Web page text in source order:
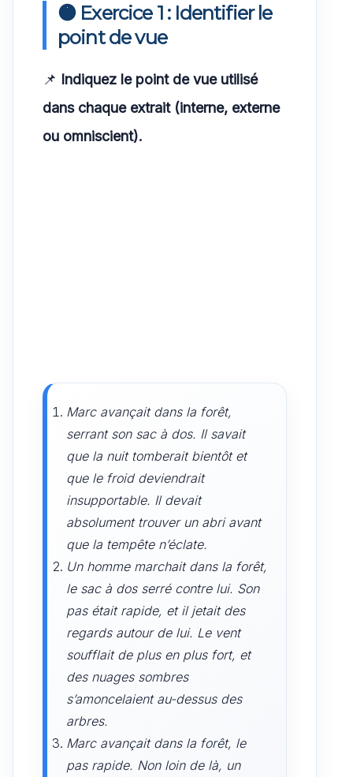
🟠 Exercice 1 : Identifier le
point de vue
📌 Indiquez le point de vue utilisé
dans chaque extrait (interne, externe
ou omniscient).
Marc avançait dans la forêt,
serrant son sac à dos. Il savait
que la nuit tomberait bientôt et
que le froid deviendrait
insupportable. Il devait
absolument trouver un abri avant
que la tempête n’éclate.
Un homme marchait dans la forêt,
le sac à dos serré contre lui. Son
pas était rapide, et il jetait des
regards autour de lui. Le vent
soufflait de plus en plus fort, et
des nuages sombres
s’amoncelaient au-dessus des
arbres.
Marc avançait dans la forêt, le
pas rapide. Non loin de là, un